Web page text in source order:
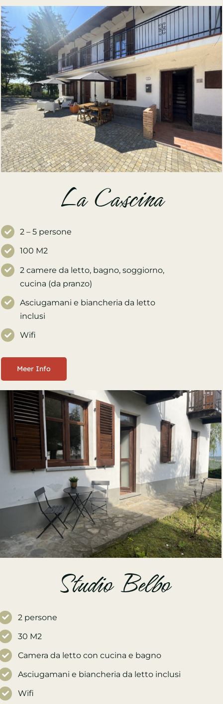
La Cascina
2 – 5 persone
100 M2
2 camere da letto, bagno, soggiorno,
cucina (da pranzo)
Asciugamani e biancheria da letto
inclusi
Wifi
Meer Info
Studio Belbo
2 persone
30 M2
Camera da letto con cucina e bagno
Asciugamani e biancheria da letto inclusi
Wifi